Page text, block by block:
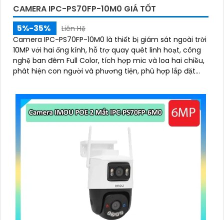
CAMERA IPC-PS70FP-10M0 GIÁ TỐT
5%-35%
Liên Hệ
Camera IPC-PS70FP-10M0 là thiết bị giám sát ngoài trời
10MP với hai ống kính, hỗ trợ quay quét linh hoạt, công
nghệ ban đêm Full Color, tích hợp mic và loa hai chiều,
phát hiện con người và phương tiện, phù hợp lắp đặt